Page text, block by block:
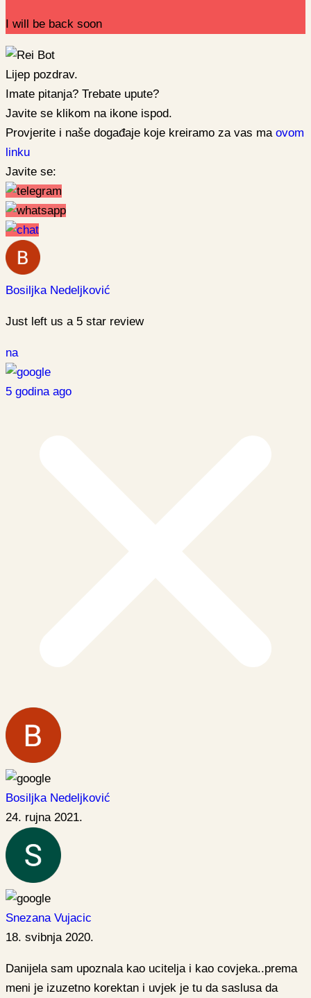
I will be back soon
Lijep pozdrav.
Imate pitanja? Trebate upute?
Javite se klikom na ikone ispod.
Provjerite i naše događaje koje kreiramo za vas ma ovom
linku
Javite se:
Bosiljka Nedeljković
Just left us a 5 star review
na
5 godina ago
Bosiljka Nedeljković
24. rujna 2021.
Snezana Vujacic
18. svibnja 2020.
Danijela sam upoznala kao ucitelja i kao covjeka..prema
meni je izuzetno korektan i uvjek je tu da saslusa da